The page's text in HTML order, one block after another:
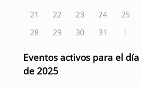
21
22 23 24 25
28
29 30 31 1
Eventos activos para el
de 2025